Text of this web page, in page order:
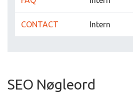
CONTACT Intern
SEO Nøgleord